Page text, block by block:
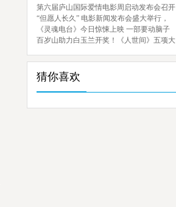
第六届庐山国际爱情电影周启动发布会召开
“但愿人长久” 电影新闻发布会盛大举行，
《灵魂电台》今日惊悚上映 一部要动脑子
百岁山助力白玉兰开奖！《人世间》五项大
猜你喜欢